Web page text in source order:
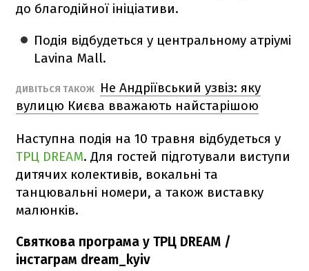
до благодійної ініціативи.
Подія відбудеться у центральному атріумі
Lavina Mall.
ДИВІТЬСЯ ТАКОЖ
Не Андріївський узвіз: яку
вулицю Києва вважають найстарішою
Наступна подія на 10 травня відбудеться у
ТРЦ DREAM. Для гостей підготували виступи
дитячих колективів, вокальні та
танцювальні номери, а також виставку
малюнків.
Святкова програма у ТРЦ DREAM /
інстаграм dream_kyiv